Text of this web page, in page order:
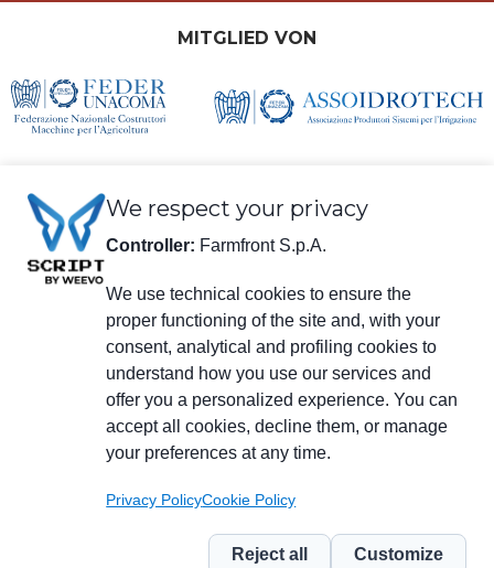
MITGLIED VON
Rechtliche Informationen
Werk und Sitz der Gesellschaft: Via S. Eusebio 7, 41014 Castelvetro di
Modena (MO) - IT
Steuernr., USt-IdNr., Eintragungsnummer beim Handelsregister Modena
01294030364 - zertifizierte E-Mail-Anschrift:
farmfrontspa@legalmail.it
Eingetragen im Verzeichnis der Wirtschafts- und Verwaltungsdaten
(R.E.A.) unter der Nr. M0203512 - voll eingezahltes Grundkapital
We respect your privacy
Controller: Farmfront S.p.A.
We use technical cookies to ensure the
proper functioning of the site and, with your
consent, analytical and profiling cookies to
understand how you use our services and
offer you a personalized experience. You can
accept all cookies, decline them, or manage
your preferences at any time.
Privacy PolicyCookie Policy
Reject all Customize